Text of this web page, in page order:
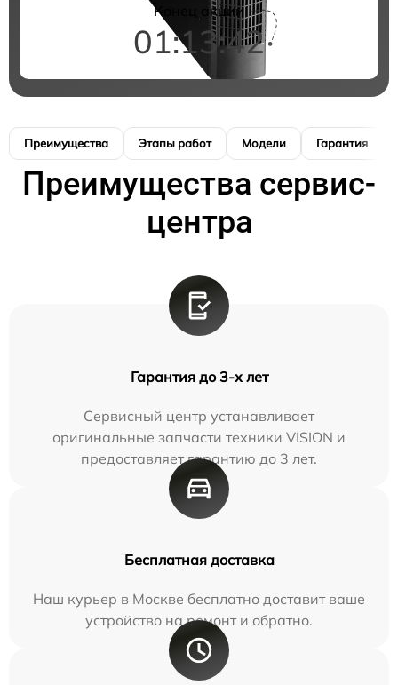
Конец акции
01:13:41
Преимущества Этапы работ Модели Гарантия
Преимущества сервис-
центра
Гарантия до 3-х лет
Сервисный центр устанавливает
оригинальные запчасти техники VISION и
предоставляет гарантию до 3 лет.
Бесплатная доставка
Наш курьер в Москве бесплатно доставит ваше
устройство на ремонт и обратно.